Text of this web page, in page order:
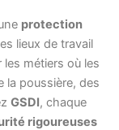
protection
lieux de travail
métiers où les
la poussière, des
GSDI, chaque
rigoureuses